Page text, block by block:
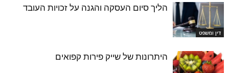
דין ומשפט
הליך סיום העסקה והגנה על זכויות העובד
היתרונות של שייק פירות קפואים